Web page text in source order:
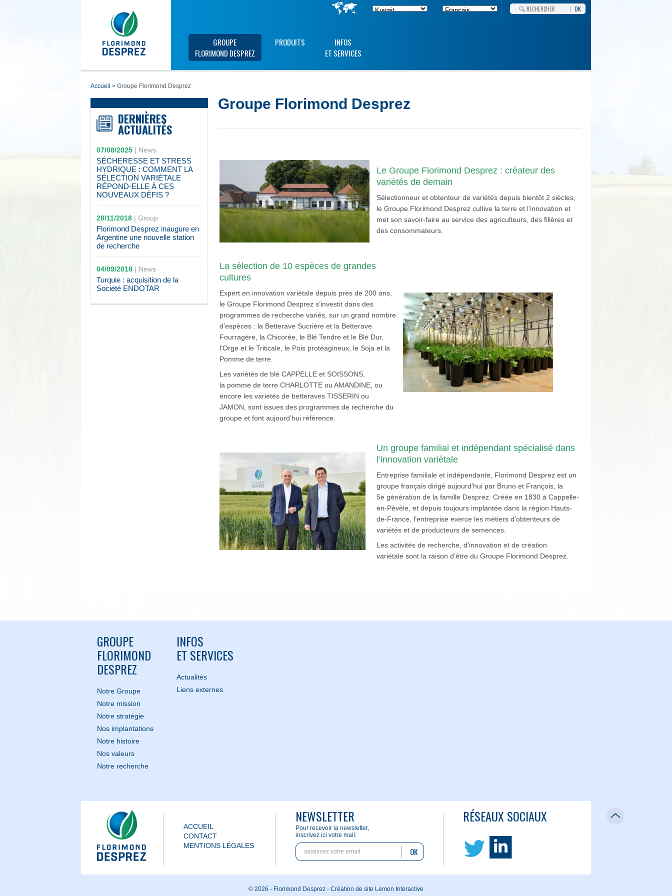
OK
GROUPE
FLORIMOND DESPREZ
PRODUITS
INFOS
ET SERVICES
accueil > Groupe Florimond Desprez
DERNIÈRES
ACTUALITÉS
07/08/2025| News
SÉCHERESSE ET STRESS
HYDRIQUE : COMMENT LA
SÉLECTION VARIÉTALE
RÉPOND-ELLE À CES
NOUVEAUX DÉFIS ?
28/11/2018| Group
Florimond Desprez inaugure en
Argentine une nouvelle station
de recherche
04/09/2018| News
Turquie : acquisition de la
Société ENDOTAR
Groupe Florimond Desprez
Le Groupe Florimond Desprez : créateur des
variétés de demain
Sélectionneur et obtenteur de variétés depuis bientôt 2 siècles,
le Groupe Florimond Desprez cultive la terre et l’innovation et
met son savoir-faire au service des agriculteurs, des filières et
des consommateurs.
La sélection de 10 espèces de grandes
cultures
Expert en innovation variétale depuis près de 200 ans,
le Groupe Florimond Desprez s’investit dans des
programmes de recherche variés, sur un grand nombre
d’espèces : la Betterave Sucrière et la Betterave
Fourragère, la Chicorée, le Blé Tendre et le Blé Dur,
l’Orge et le Triticale, le Pois protéagineux, le Soja et la
Pomme de terre.
Les variétés de blé CAPPELLE et SOISSONS,
la pomme de terre CHARLOTTE ou AMANDINE, ou
encore les variétés de betteraves TISSERIN ou
JAMON, sont issues des programmes de recherche du
groupe et font aujourd’hui référence.
Un groupe familial et indépendant spécialisé dans
l’innovation variétale
Entreprise familiale et indépendante, Florimond Desprez est un
groupe français dirigé aujourd’hui par Bruno et François, la
5e génération de la famille Desprez. Créée en 1830 à Cappelle-
en-Pévèle, et depuis toujours implantée dans la région Hauts-
de-France, l’entreprise exerce les métiers d’obtenteurs de
variétés et de producteurs de semences.
Les activités de recherche, d’innovation et de création
variétale sont la raison d’être du Groupe Florimond Desprez.
GROUPE
FLORIMOND
DESPREZ
Notre Groupe
Notre mission
Notre stratégie
Nos implantations
Notre histoire
Nos valeurs
Notre recherche
INFOS
ET SERVICES
Actualités
Liens externes
ACCUEIL
CONTACT
MENTIONS LÉGALES
NEWSLETTER
Pour recevoir la newsletter,
inscrivez ici votre mail:
OK
RÉSEAUX SOCIAUX
© 2026 - Florimond Desprez - Création de site Lemon Interactive